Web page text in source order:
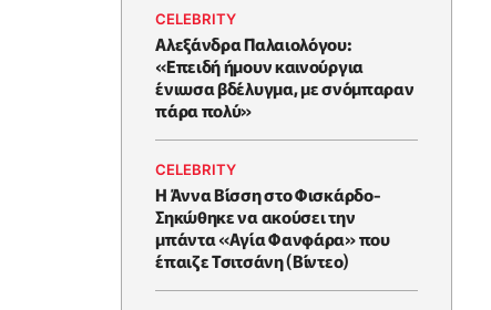
CELEBRITY
Αλεξάνδρα Παλαιολόγου:
«Επειδή ήμουν καινούργια
ένιωσα βδέλυγμα, με σνόμπαραν
πάρα πολύ»
CELEBRITY
Η Άννα Βίσση στο Φισκάρδο-
Σηκώθηκε να ακούσει την
μπάντα «Αγία Φανφάρα» που
έπαιζε Τσιτσάνη (Βίντεο)